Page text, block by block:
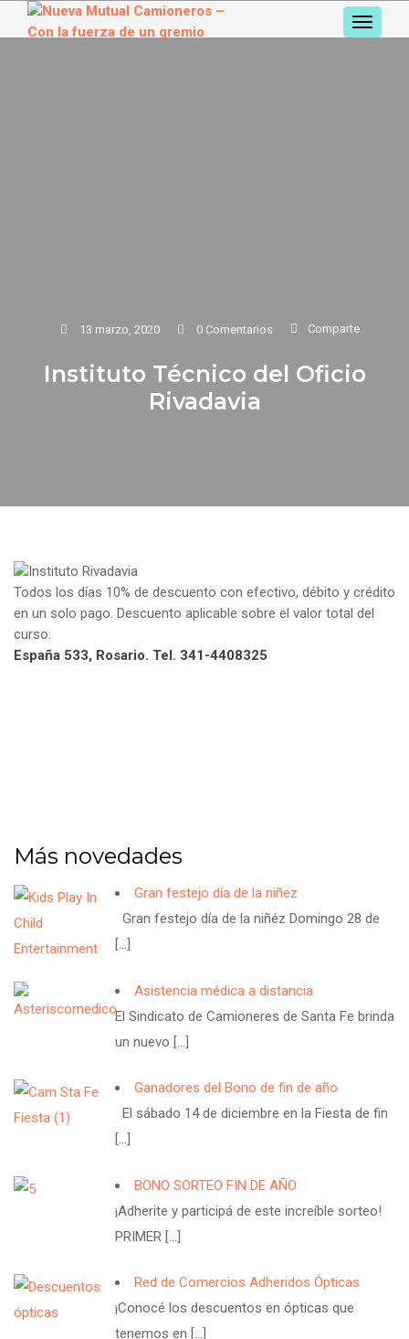
13 marzo, 2020 0 Comentarios Comparte
Instituto Técnico del Oficio
Rivadavia
Todos los días 10% de descuento con efectivo, débito y crédito
en un solo pago. Descuento aplicable sobre el valor total del
curso.
España 533, Rosario. Tel. 341-4408325
Más novedades
Gran festejo día de la niñez
Gran festejo día de la niñéz Domingo 28 de
[…]
Asistencia médica a distancia
El Sindicato de Camioneres de Santa Fe brinda
un nuevo […]
Ganadores del Bono de fin de año
El sábado 14 de diciembre en la Fiesta de fin
[…]
BONO SORTEO FIN DE AÑO
¡Adherite y participá de este increíble sorteo!
PRIMER […]
Red de Comercios Adheridos Ópticas
¡Conocé los descuentos en ópticas que
tenemos en […]